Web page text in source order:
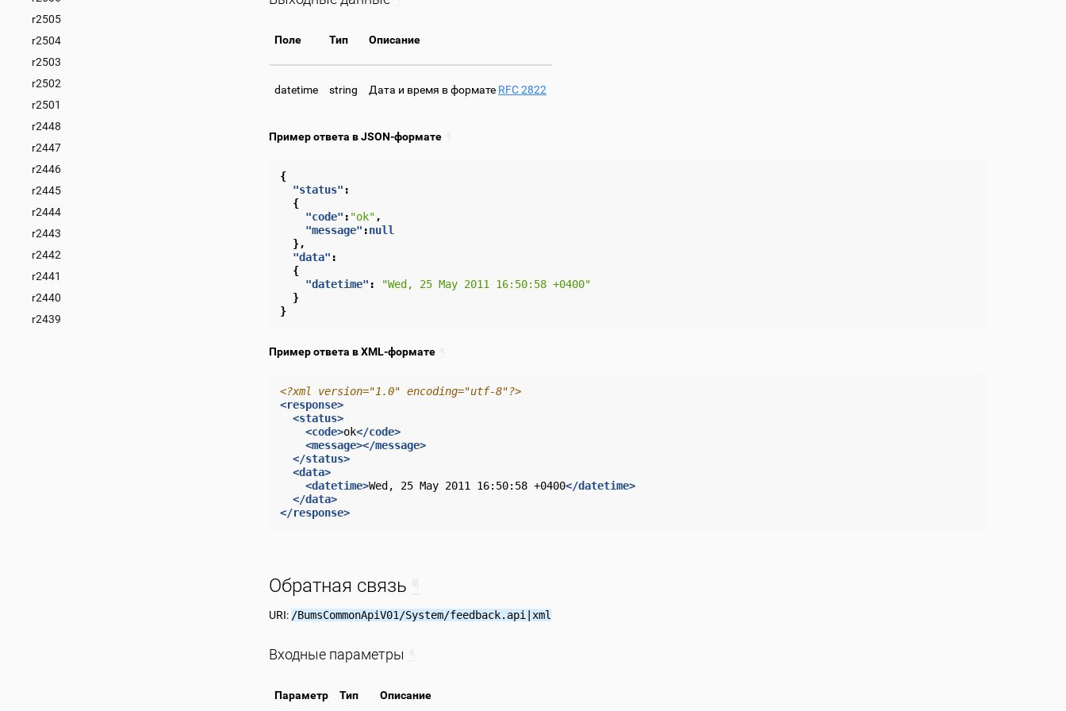
r2505
r2504
r2503
r2502
r2501
r2448
r2447
r2446
r2445
r2444
r2443
r2442
r2441
r2440
r2439
Поле Тип Описание
datetime string Дата и время в формате RFC 2822
Пример ответа в JSON-формате
{
"status" :
{
"code" : "ok",
"message" :null
},
"data" :
{
"datetime" :
"Wed, 25 May 2011 16:50:58 +0400"
}
}
Пример ответа в XML-формате
<?xml version="1.0" encoding="utf-8"?>
<response>
<status>
<code>ok</code>
<message></message>
</status>
<data>
<datetime>Wed, 25 May 2011 16:50:58 +0400</datetime>
</data>
</response>
Обратная связь
URI: /BumsCommonApiV01/System/feedback.api|xml
Входные параметры
Параметр Тип Описание